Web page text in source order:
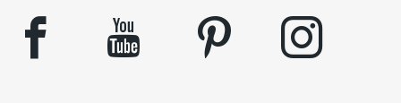
facebook youtube pinterest instagram